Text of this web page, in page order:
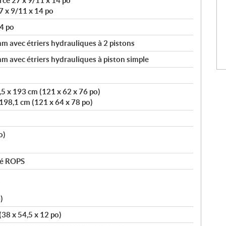
x 9/11 x 14 po
po
avec étriers hydrauliques à 2 pistons
avec étriers hydrauliques à piston simple
x 193 cm (121 x 62 x 76 po)
cm (121 x 64 x 78 po)
ROPS
x 54,5 x 12 po)